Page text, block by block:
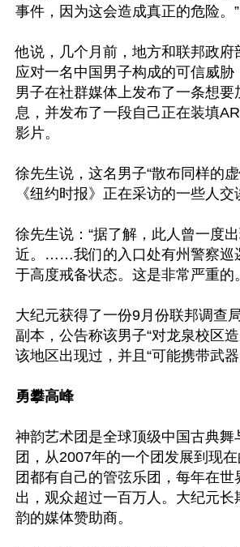
事件，因为这会造成真正的危险。”
他说，几个月前，地方和联邦政府
应对一名中国男子构成的可信威胁
男子在社群媒体上发布了一条想要
息，并发布了一段自己正在装填
影片。
徐先生说，这名男子“散布同样的
《纽约时报》正在采访的一些人交
徐先生说：“据了解，此人曾一度
近。……我们的入口处有州警察巡
于高度戒备状态。这是非常严重的
大纪元获得了一份9月份联邦调查
副本，公告称该男子“对龙泉校区
该地区出现过，并且“可能携带武器
勇攀高峰
神韵艺术团是全球顶级中国古典舞
团，从2007年的一个团发展到现
团都有自己的管弦乐团，每年在世
出，观众超过一百万人。大纪元长
韵的媒体赞助商。